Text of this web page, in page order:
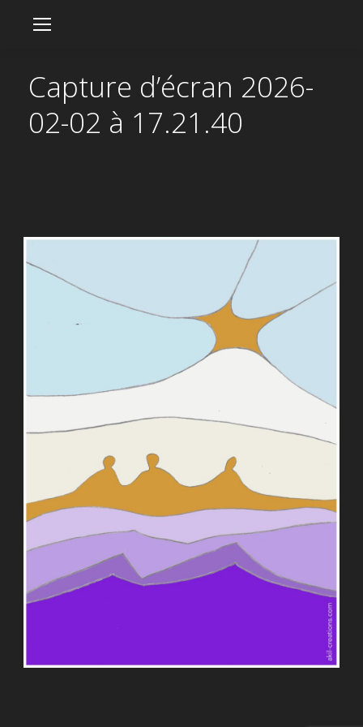
Capture d’écran 2026-
02-02 à 17.21.40